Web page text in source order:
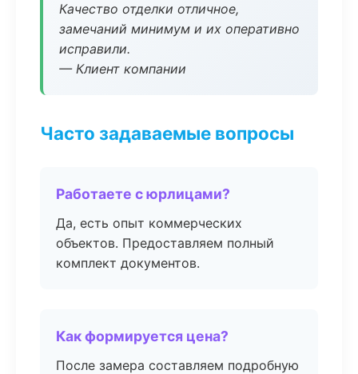
Качество отделки отличное,
замечаний минимум и их оперативно
исправили.
— Клиент компании
Часто задаваемые вопросы
Работаете с юрлицами?
Да, есть опыт коммерческих
объектов. Предоставляем полный
комплект документов.
Как формируется цена?
После замера составляем подробную